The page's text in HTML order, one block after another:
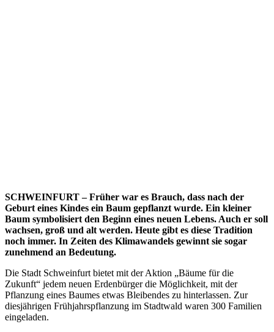
SCHWEINFURT – Früher war es Brauch, dass nach der
Geburt eines Kindes ein Baum gepflanzt wurde. Ein kleiner
Baum symbolisiert den Beginn eines neuen Lebens. Auch er soll
wachsen, groß und alt werden. Heute gibt es diese Tradition
noch immer. In Zeiten des Klimawandels gewinnt sie sogar
zunehmend an Bedeutung.
Die Stadt Schweinfurt bietet mit der Aktion „Bäume für die
Zukunft“ jedem neuen Erdenbürger die Möglichkeit, mit der
Pflanzung eines Baumes etwas Bleibendes zu hinterlassen. Zur
diesjährigen Frühjahrspflanzung im Stadtwald waren 300 Familien
eingeladen.